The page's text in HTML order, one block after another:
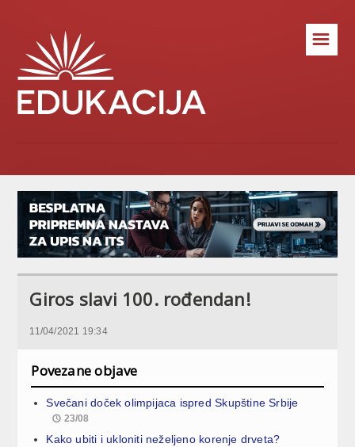
☰
Giros slavi 100. rođendan!
11/04/2021 19:34
Povezane objave
Svečani doček olimpijaca ispred Skupštine Srbije
23/08
Kako ubiti i ukloniti neželjeno korenje drveta?